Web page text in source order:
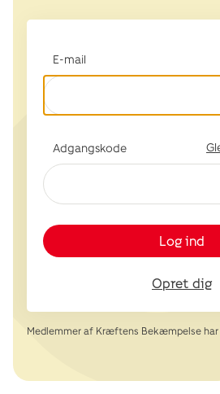
E-mail
Adgangskode
Log ind
Opret dig
Medlemmer af Kræftens Bekæmpelse